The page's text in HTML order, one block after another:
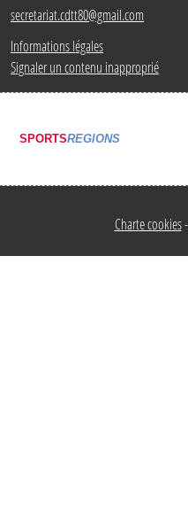
secretariat.cdtt80@gmail.com
Informations légales
Signaler un contenu inapproprié
SPORTSREGIONS
Charte cookies